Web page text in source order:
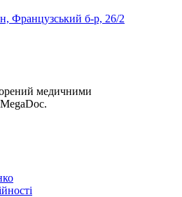
Французський б-р, 26/2
медичними